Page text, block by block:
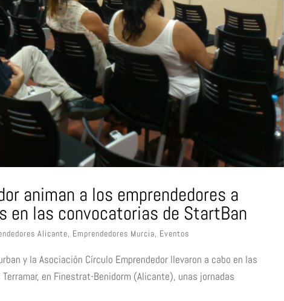
animan a los emprendedores a
en las convocatorias de StartBan
Alicante, Emprendedores Murcia, Eventos
y la Asociación Círculo Emprendedor llevaron a cabo en las
en Finestrat-Benidorm (Alicante), unas jornadas